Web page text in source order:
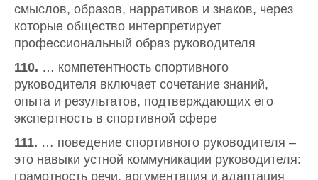
смыслов, образов, нарративов и знаков, через
которые общество интерпретирует
профессиональный образ руководителя
110. … компетентность спортивного
руководителя включает сочетание знаний,
опыта и результатов, подтверждающих его
экспертность в спортивной сфере
111. … поведение спортивного руководителя –
это навыки устной коммуникации руководителя:
грамотность речи, аргументация и адаптация